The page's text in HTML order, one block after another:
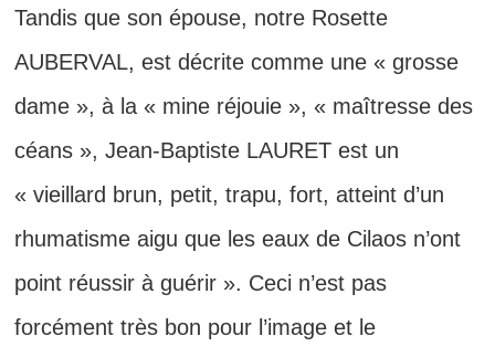
Tandis que son épouse, notre Rosette
AUBERVAL, est décrite comme une « grosse
dame », à la « mine réjouie », « maîtresse des
céans », Jean-Baptiste LAURET est un
« vieillard brun, petit, trapu, fort, atteint d’un
rhumatisme aigu que les eaux de Cilaos n’ont
point réussir à guérir ». Ceci n’est pas
forcément très bon pour l’image et le